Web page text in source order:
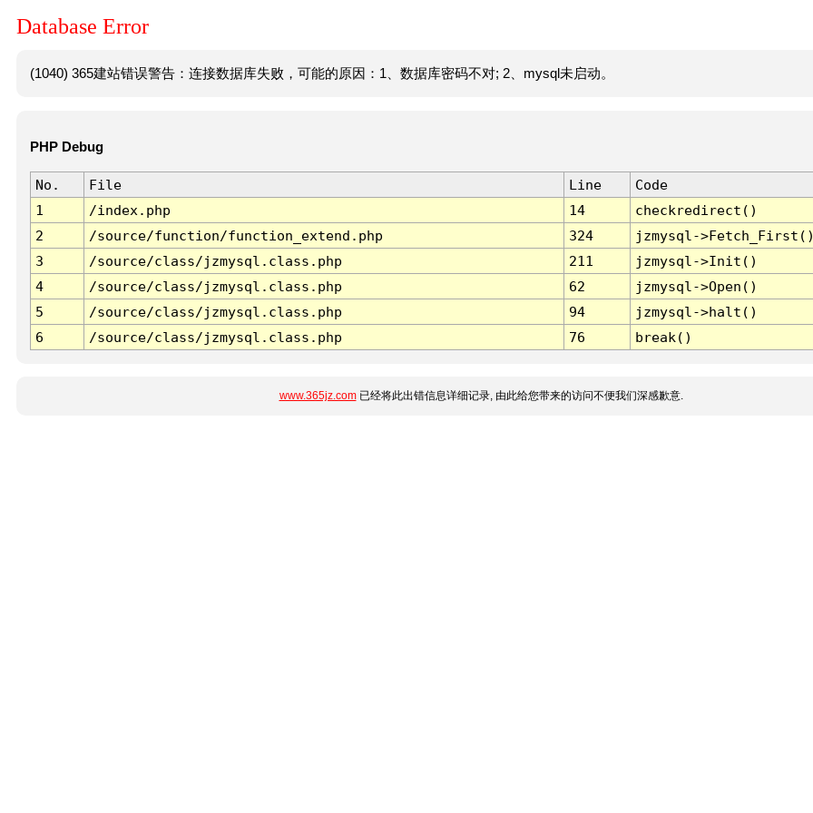
Database Error
(1040) 365建站错误警告：连接数据库失败，可能的原因：1、数据库密码不对; 2、mysql未启动。
PHP Debug
No. File Line
Code
1
/index.php 14
checkredirect()
2
/source/function/function_extend.php 324
jzmysql-
3
/source/class/jzmysql.class.php 211
jzmysql->Init()
4
/source/class/jzmysql.class.php 62
jzmysql->Open()
5
/source/class/jzmysql.class.php 94
jzmysql->halt()
6
/source/class/jzmysql.class.php 76 break()
www.365jz.com已经将此出错信息详细记录, 由此给您带来的访问不便我们深感歉意.